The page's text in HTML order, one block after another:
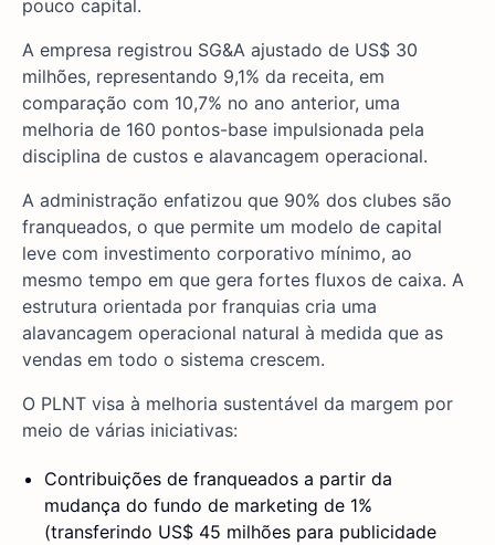
pouco capital.
A empresa registrou SG&A ajustado de US$ 30
milhões, representando 9,1% da receita, em
comparação com 10,7% no ano anterior, uma
melhoria de 160 pontos-base impulsionada pela
disciplina de custos e alavancagem operacional.
A administração enfatizou que 90% dos clubes são
franqueados, o que permite um modelo de capital
leve com investimento corporativo mínimo, ao
mesmo tempo em que gera fortes fluxos de caixa. A
estrutura orientada por franquias cria uma
alavancagem operacional natural à medida que as
vendas em todo o sistema crescem.
O PLNT visa à melhoria sustentável da margem por
meio de várias iniciativas:
Contribuições de franqueados a partir da
mudança do fundo de marketing de 1%
(transferindo US$ 45 milhões para publicidade